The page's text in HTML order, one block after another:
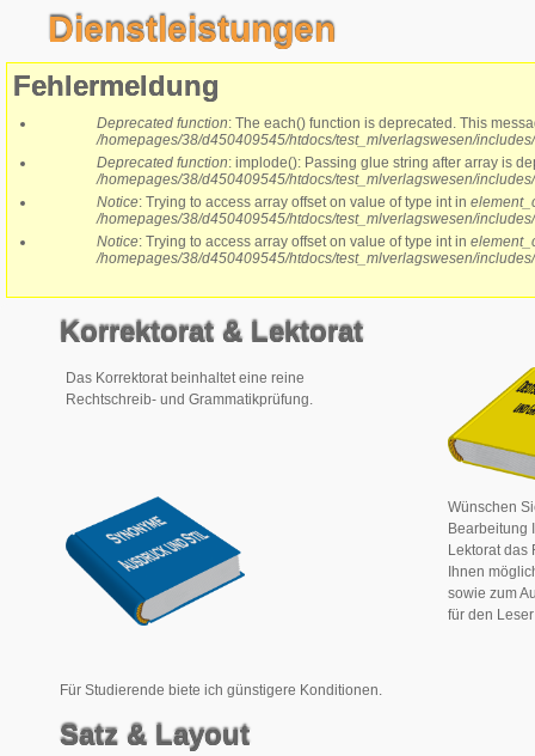
Dienstleistungen
Fehlermeldung
Deprecated function: The each() function is deprecated. This
/homepages/38/d450409545/htdocs/test_mlverlagswesen/
Deprecated function: implode(): Passing glue string after array is
/homepages/38/d450409545/htdocs/test_mlverlagswesen/
Notice: Trying to access array offset on value of type int in
/homepages/38/d450409545/htdocs/test_mlverlagswesen/
Notice: Trying to access array offset on value of type int in
/homepages/38/d450409545/htdocs/test_mlverlagswesen/
Korrektorat & Lektorat
Das Korrektorat beinhaltet eine reine
Rechtschreib- und Grammatikprüfung.
Wünschen
Bearbeitung
Lektorat das
Ihnen
sowie zum
für den
Für Studierende biete ich günstigere Konditionen.
Satz & Layout